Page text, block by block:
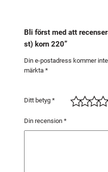
Bli först med att
st) korn 220”
Din e-postadress kommer
märkta *
Ditt betyg *
Din recension *